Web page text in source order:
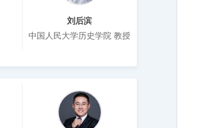
刘后滨
中国人民大学历史学院 教授